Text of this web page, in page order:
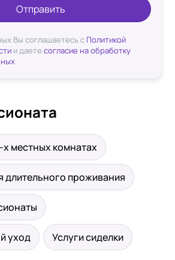
Отправить
Вы соглашаетесь с Политикой
и даете согласие на обработку
местных комнатах
длительного проживания
уход Услуги сиделки